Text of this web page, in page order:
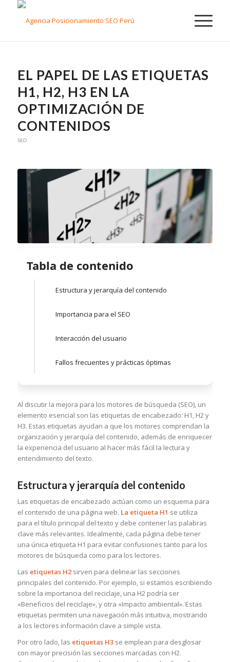
EL PAPEL DE LAS ETIQUETAS
H1, H2, H3 EN LA
OPTIMIZACIÓN DE
CONTENIDOS
SEO
Tabla de contenido
Estructura y jerarquía del contenido
Importancia para el SEO
Interacción del usuario
Fallos frecuentes y prácticas óptimas
Al discutir la mejora para los motores de búsqueda (SEO), un
elemento esencial son las etiquetas de encabezado: H1, H2 y
H3. Estas etiquetas ayudan a que los motores comprendan la
organización y jerarquía del contenido, además de enriquecer
la experiencia del usuario al hacer más fácil la lectura y
entendimiento del texto.
Estructura y jerarquía del contenido
Las etiquetas de encabezado actúan como un esquema para
el contenido de una página web. La etiqueta H1 se utiliza
para el título principal del texto y debe contener las palabras
clave más relevantes. Idealmente, cada página debe tener
una única etiqueta H1 para evitar confusiones tanto para los
motores de búsqueda como para los lectores.
Las etiquetas H2sirven para delinear las secciones
principales del contenido. Por ejemplo, si estamos escribiendo
sobre la importancia del reciclaje, una H2 podría ser
«Beneficios del reciclaje», y otra «Impacto ambiental». Estas
etiquetas permiten una navegación más intuitiva, mostrando
a los lectores información clave a simple vista.
Por otro lado, las etiquetas H3se emplean para desglosar
con mayor precisión las secciones marcadas con H2.